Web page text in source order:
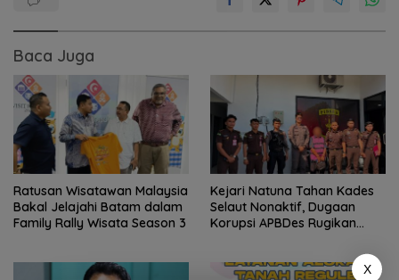
Baca Juga
Ratusan Wisatawan Malaysia
Bakal Jelajahi Batam dalam
Family Rally Wisata Season 3
Kejari Natuna Tahan Kades
Selaut Nonaktif, Dugaan
Korupsi APBDes Rugikan
X